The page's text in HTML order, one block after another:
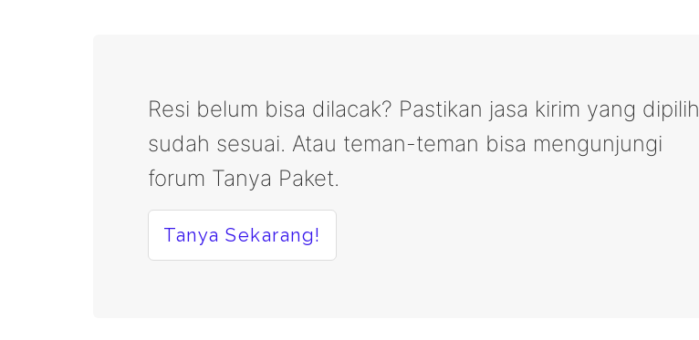
Resi belum bisa dilacak? Pastikan jasa kirim yang dipilih
sudah sesuai. Atau teman-teman bisa mengunjungi
forum Tanya Paket.
Tanya Sekarang!